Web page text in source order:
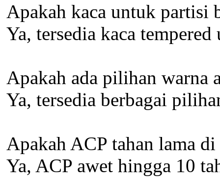
Apakah kaca untuk partisi
Ya, tersedia kaca
Apakah ada pilihan
Ya, tersedia berbagai
Apakah ACP tahan lama
Ya, ACP awet hingga 10